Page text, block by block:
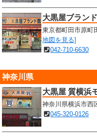
大黒屋ブラン
東京都町田市原町
地図を見る]
042-710-6630
神奈川県
大黒屋 質横浜
神奈川県横浜市西
045-320-0126